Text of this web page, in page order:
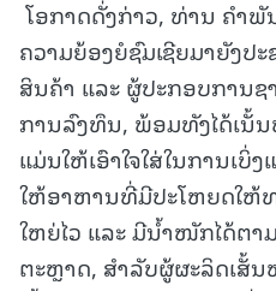
ໂອກາດດັ່ງກ່າວ, ທ່ານ ຄໍາພັ
ຄວາມຍ້ອງຍໍຊົມເຊີຍມາຍັງປ
ສິນຄ້າ ແລະ ຜູ້ປະກອບການຊ
ການລົງທຶນ, ພ້ອມທັງໄດ້ເນັ້
ແມ່ນໃຫ້ເອົາໃຈໃສ່ໃນການເບິ່
ໃຫ້ອາຫານທີ່ມີປະໂຫຍດໃຫ້
ໃຫຍ່ໄວ ແລະ ມີນໍ້າໜັກໄດ້ຕ
ຕະຫຼາດ, ສໍາລັບຜູ້ຜະລິດເສັ້